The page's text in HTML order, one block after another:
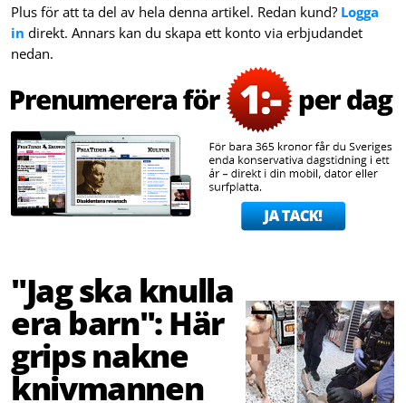
Plus för att ta del av hela denna artikel. Redan kund? Logga
in direkt. Annars kan du skapa ett konto via erbjudandet
nedan.
"Jag ska knulla
era barn": Här
grips nakne
knivmannen